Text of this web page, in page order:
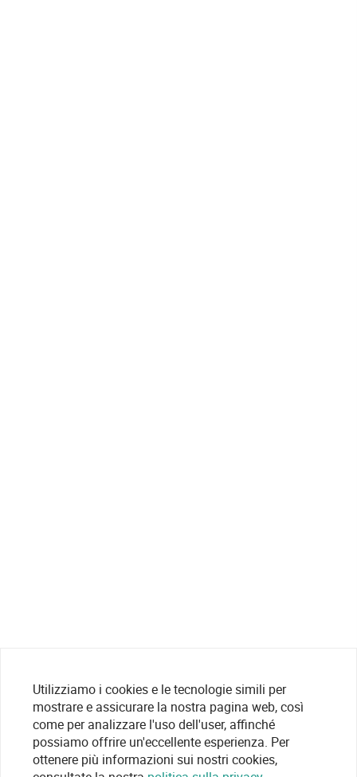
Utilizziamo i cookies e le tecnologie simili per
mostrare e assicurare la nostra pagina web, così
come per analizzare l'uso dell'user, affinché
possiamo offrire un'eccellente esperienza. Per
ottenere più informazioni sui nostri cookies,